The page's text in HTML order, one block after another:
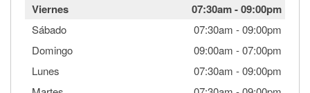
Viernes 07:30am-09:00pm
Sábado 07:30am -09:00pm
Domingo
09:00am -07:00pm
Lunes
07:30am -09:00pm